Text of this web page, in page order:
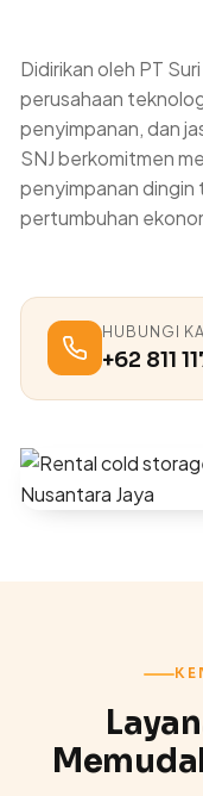
Didirikan oleh PT
perusahaan
penyimpanan, dan
SNJ berkomitmen
penyimpanan dingin
pertumbuhan
HUBUNGI
+62 811